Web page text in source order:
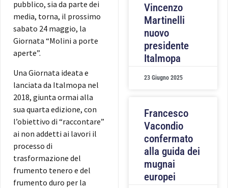
pubblico, sia da parte dei
media, torna, il prossimo
sabato 24 maggio, la
Giornata “Molini a porte
aperte”.
Una Giornata ideata e
lanciata da Italmopa nel
2018, giunta ormai alla
sua quarta edizione, con
l’obiettivo di “raccontare”
ai non addetti ai lavori il
processo di
trasformazione del
frumento tenero e del
frumento duro per la
Vincenzo
Martinelli
nuovo
presidente
Italmopa
23 Giugno 2025
Francesco
Vacondio
confermato
alla guida dei
mugnai
europei